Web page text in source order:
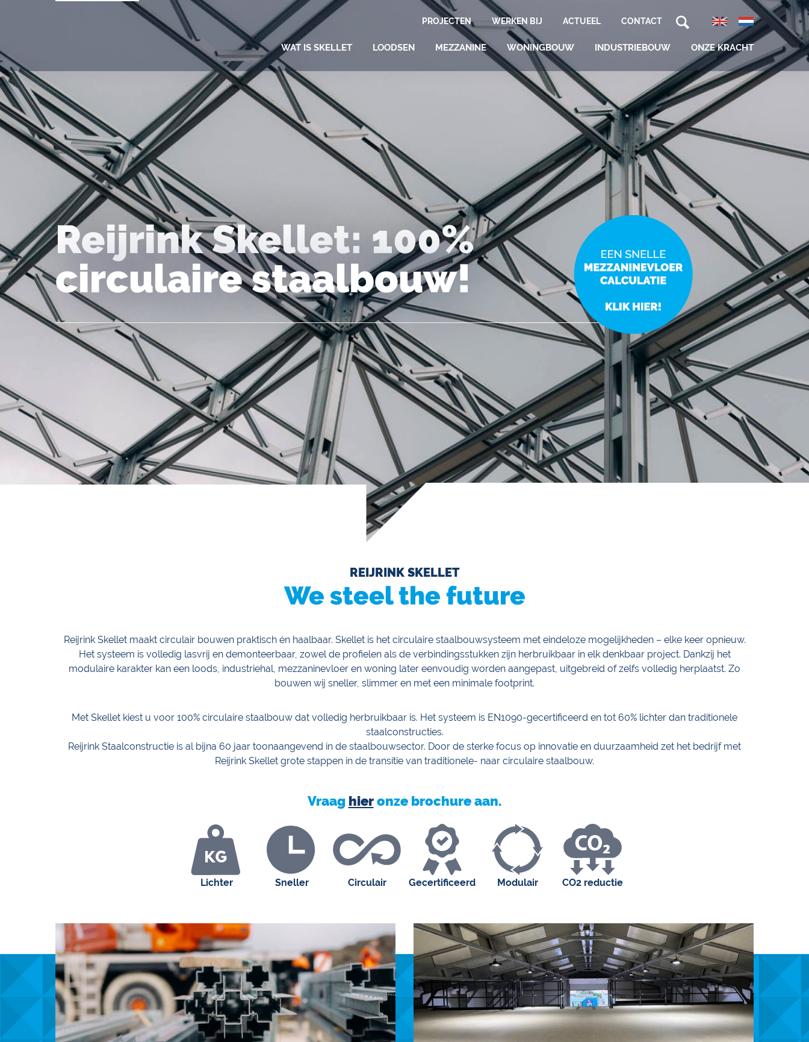
PROJECTEN WERKEN BIJ ACTUEEL CONTACT
WAT IS SKELLET LOODSEN MEZZANINE WONINGBOUW INDUSTRIEBOUW ONZE KRACHT
Reijrink Skellet: 100%
circulaire staalbouw!
REIJRINK SKELLET
We steel the future
Reijrink Skellet maakt circulair bouwen praktisch én haalbaar. Skellet is het circulaire staalbouwsysteem met eindeloze mogelijkheden – elke keer opnieuw.
Het systeem is volledig lasvrij en demonteerbaar, zowel de profielen als de verbindingsstukken zijn herbruikbaar in elk denkbaar project. Dankzij het
modulaire karakter kan een loods, industriehal, mezzaninevloer en woning later eenvoudig worden aangepast, uitgebreid of zelfs volledig herplaatst. Zo
bouwen wij sneller, slimmer en met een minimale footprint.
Met Skellet kiest u voor 100% circulaire staalbouw dat volledig herbruikbaar is. Het systeem is EN1090-gecertificeerd en tot 60% lichter dan traditionele
staalconstructies.
Reijrink Staalconstructie is al bijna 60 jaar toonaangevend in de staalbouwsector. Door de sterke focus op innovatie en duurzaamheid zet het bedrijf met
Reijrink Skellet grote stappen in de transitie van traditionele- naar circulaire staalbouw.
Vraag hieronze brochure aan.
Lichter Sneller Circulair Gecertificeerd Modulair CO2 reductie